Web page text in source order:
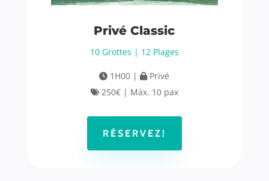
Privé Classic
10 Grottes | 12 Plages
1H00 |
Privé
250€ | Máx. 10 pax
RÉSERVEZ!